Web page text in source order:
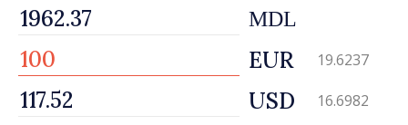
MDL
EUR 19.6237
USD 16.6982